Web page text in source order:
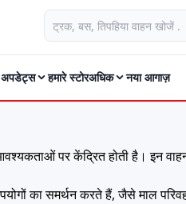
अपडेट्स हमारे स्टोरअधिक नया आगाज़
पर केंद्रित होती है। इन
का समर्थन करते हैं, जैसे माल